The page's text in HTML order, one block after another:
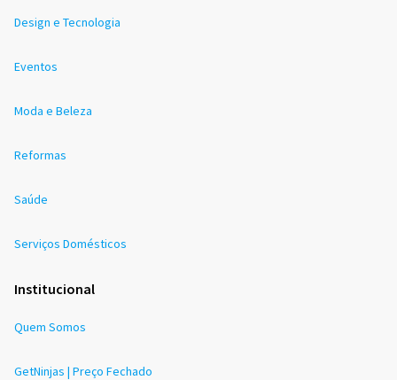
Design e Tecnologia
Eventos
Moda e Beleza
Reformas
Saúde
Serviços Domésticos
Institucional
Quem Somos
GetNinjas | Preço Fechado